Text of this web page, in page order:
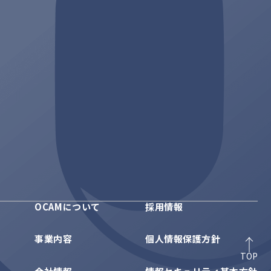
TOP
OCAMについて 採用情報
事業内容 個人情報保護方針